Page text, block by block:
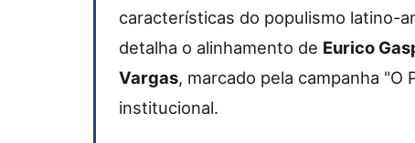
características do populismo latino-
detalha o alinhamento de Eurico
Vargas, marcado pela campanha
institucional.